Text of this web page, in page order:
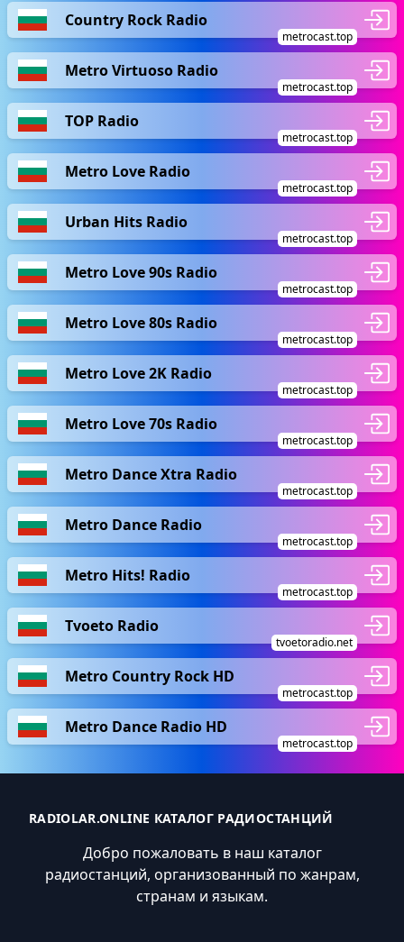
Country Rock Radio
metrocast.top
Metro Virtuoso Radio
metrocast.top
TOP Radio
metrocast.top
Metro Love Radio
metrocast.top
Urban Hits Radio
metrocast.top
Metro Love 90s Radio
metrocast.top
Metro Love 80s Radio
metrocast.top
Metro Love 2K Radio
metrocast.top
Metro Love 70s Radio
metrocast.top
Metro Dance Xtra Radio
metrocast.top
Metro Dance Radio
metrocast.top
Metro Hits! Radio
metrocast.top
Tvoeto Radio
tvoetoradio.net
Metro Country Rock HD
metrocast.top
Metro Dance Radio HD
metrocast.top
RADIOLAR.ONLINE КАТАЛОГ РАДИОСТАНЦИЙ
Добро пожаловать в наш каталог
радиостанций, организованный по жанрам,
странам и языкам.